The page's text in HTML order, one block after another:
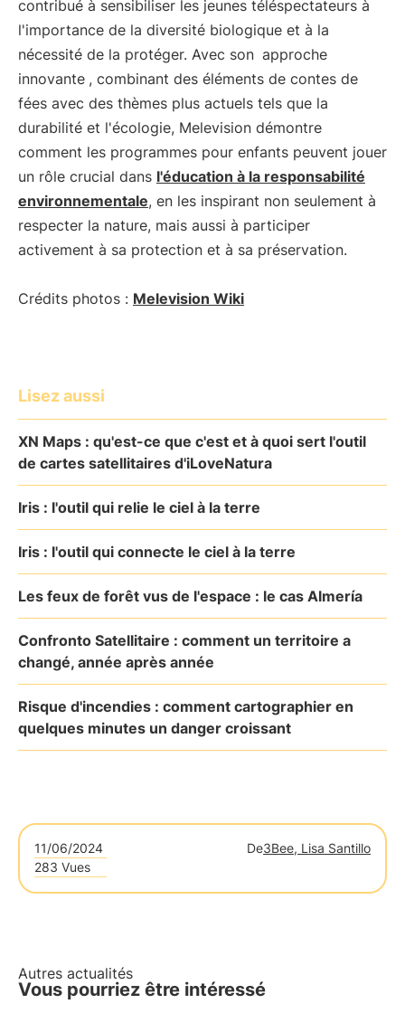
contribué à sensibiliser les jeunes téléspectateurs à
l'importance de la diversité biologique et à la
nécessité de la protéger. Avec son approche
innovante , combinant des éléments de contes de
fées avec des thèmes plus actuels tels que la
durabilité et l'écologie, Melevision démontre
comment les programmes pour enfants peuvent jouer
un rôle crucial dans l'éducation à la responsabilité
environnementale, en les inspirant non seulement à
respecter la nature, mais aussi à participer
activement à sa protection et à sa préservation.
Crédits photos : Melevision Wiki
Lisez aussi
XN Maps : qu'est-ce que c'est et à quoi sert l'outil
de cartes satellitaires d'iLoveNatura
Iris : l'outil qui relie le ciel à la terre
Iris : l'outil qui connecte le ciel à la terre
Les feux de forêt vus de l'espace : le cas Almería
Confronto Satellitaire : comment un territoire a
changé, année après année
Risque d'incendies : comment cartographier en
quelques minutes un danger croissant
11/06/2024 De3Bee, Lisa Santillo
283 Vues
Autres actualités
Vous pourriez être intéressé